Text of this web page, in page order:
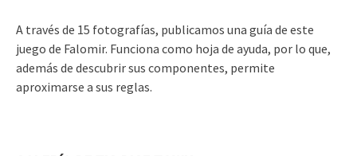
A través de 15 fotografías, publicamos una guía de este
juego de Falomir. Funciona como hoja de ayuda, por lo que,
además de descubrir sus componentes, permite
aproximarse a sus reglas.